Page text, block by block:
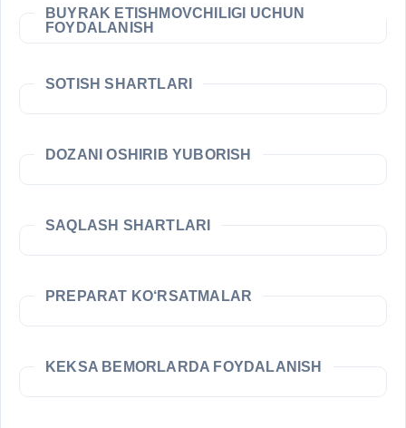
BUYRAK ETISHMOVCHILIGI UCHUN
FOYDALANISH
SOTISH SHARTLARI
DOZANI OSHIRIB YUBORISH
SAQLASH SHARTLARI
PREPARAT KO‘RSATMALAR
KEKSA BEMORLARDA FOYDALANISH